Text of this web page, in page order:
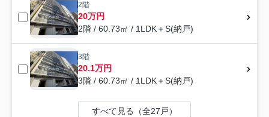
2階
20万円
2階 / 60.73㎡ / 1LDK＋S(納戸)
3階
20.1万円
3階 / 60.73㎡ / 1LDK＋S(納戸)
すべて見る（全27戸）